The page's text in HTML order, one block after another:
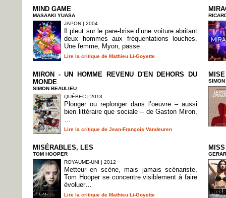
MIND GAME
MASAAKI YUASA
JAPON | 2004
Il pleut sur le pare-brise d’une voiture abritant
deux hommes aux fréquentations louches.
Une femme, Myon, passe…
Lire la critique de Mathieu Li-Goyette
MIRON - UN HOMME REVENU D'EN DEHORS DU
MONDE
SIMON BEAULIEU
QUÉBEC | 2013
Plonger ou replonger dans l’oeuvre – aussi
bien littéraire que sociale – de Gaston Miron,
…
Lire la critique de Jean-François Vandeuren
MISÉRABLES, LES
TOM HOOPER
ROYAUME-UNI | 2012
Metteur en scène, mais jamais scénariste,
Tom Hooper se concentre visiblement à faire
évoluer…
Lire la critique de Mathieu Li-Goyette